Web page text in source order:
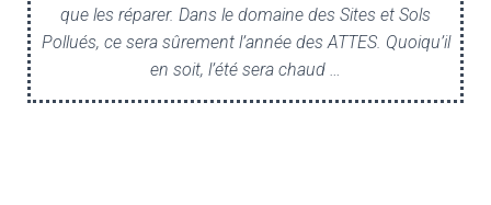
que les réparer. Dans le domaine des Sites et Sols
Pollués, ce sera sûrement l’année des ATTES. Quoiqu’il
en soit, l’été sera chaud …